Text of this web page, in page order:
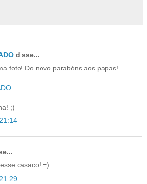
disse...
foto! De novo parabéns aos papas!
;)
casaco! =)